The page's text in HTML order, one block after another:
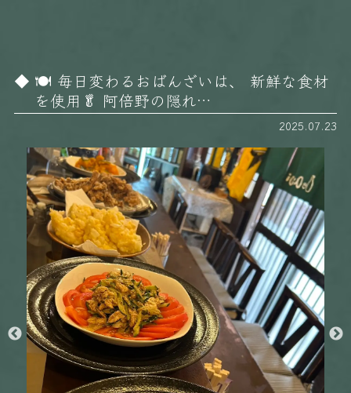
🍽️ 毎日変わるおばんざいは、 新鮮な食材
を使用🥬 阿倍野の隠れ…
2025.07.23